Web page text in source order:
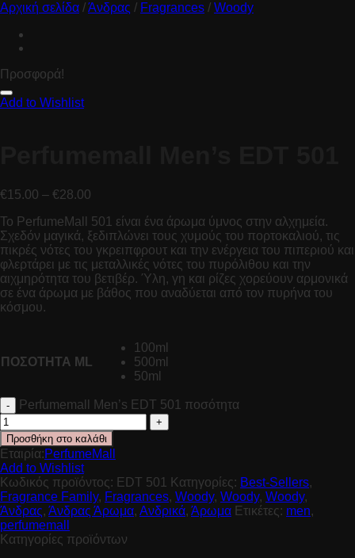
Αρχική σελίδα /Άνδρας / Fragrances / Woody
Προσφορά!
Add to Wishlist
€15.00 – €28.00
Το PerfumeMall 501 είναι ένα άρωμα ύμνος στην αλχημεία.
Σχεδόν μαγικά, ξεδιπλώνει τους χυμούς του πορτοκαλιού, τις
πικρές νότες του γκρειπφρουτ και την ενέργεια του πιπεριού και
φλερτάρει με τις μεταλλικές νότες του πυρόλιθου και την
αιχμηρότητα του βετιβέρ. Ύλη, γη και ρίζες χορεύουν αρμονικά
σε ένα άρωμα με βάθος που αναδύεται από τον πυρήνα του
κόσμου.
ΠΟΣΟΤΗΤΑ ML
100ml
500ml
50ml
Perfumemall Men’s EDT 501 ποσότητα
Προσθήκη στο καλάθι
Εταιρία:PerfumeMall
Add to Wishlist
Κωδικός προϊόντος: EDT 501 Κατηγορίες: Best-Sellers,
Fragrance Family, Fragrances, Woody, Woody, Woody,
Άνδρας, Άνδρας Άρωμα, Ανδρικά, Άρωμα Ετικέτες: men,
perfumemall
Κατηγορίες προϊόντων